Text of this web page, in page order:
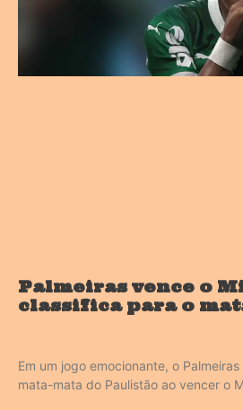
Palmeiras vence o
classifica para o
Em um jogo emocionante, o
mata-mata do Paulistão ao vencer o